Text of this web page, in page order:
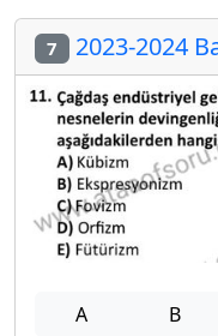
7 2023-2024
A B